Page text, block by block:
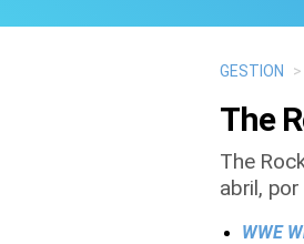
GESTION >
The
The
abril,
WWE